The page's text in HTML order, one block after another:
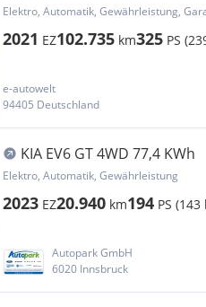
Wärme...
Elektro, Automatik, Gewährleistung,
2021 EZ102.735 km325 PS
e-autowelt
94405 Deutschland
KIA EV6 GT 4WD 77,4 KWh
Elektro, Automatik, Gewährleistung
2023 EZ20.940 km194 PS (143
Autopark GmbH
6020 Innsbruck